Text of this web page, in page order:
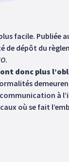
facile. Publiée
dépôt du
.
donc plus
communication
où se fait